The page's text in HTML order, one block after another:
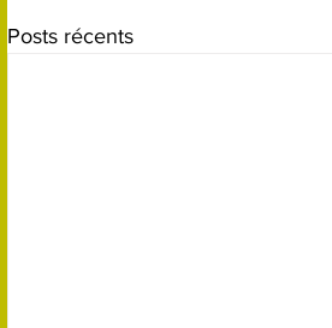
Posts récents